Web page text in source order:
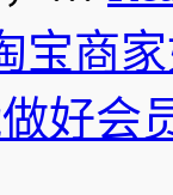
宝商
好会